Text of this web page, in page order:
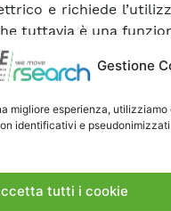
Gestione
migliore esperienza,
identificativi e
tutti i cookie
e richiede
tuttavia è una
irregolari
due parti, dove il
più appropriata: la
(ed
di questo lavoro è